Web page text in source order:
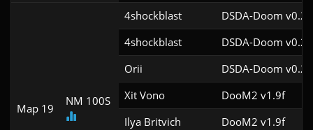
Map 19
NM 100S
4shockblast
DSDA-Doom
4shockblast
DSDA-Doom
Orii
DSDA-Doom
Xit Vono
DooM2 v1.9f
Ilya Britvich
DooM2 v1.9f